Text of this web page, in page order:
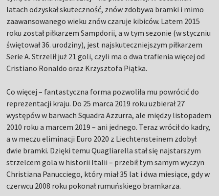
latach odzyskał skuteczność, znów zdobywa bramki i mimo
zaawansowanego wieku znów czaruje kibiców. Latem 2015
roku został piłkarzem Sampdorii, a w tym sezonie (w styczniu
świętował 36. urodziny), jest najskuteczniejszym piłkarzem
Serie A. Strzelił już 21 goli, czyli ma o dwa trafienia więcej od
Cristiano Ronaldo oraz Krzysztofa Piątka.
Co więcej – fantastyczna forma pozwoliła mu powrócić do
reprezentacji kraju. Do 25 marca 2019 roku uzbierał 27
występów w barwach Squadra Azzurra, ale między listopadem
2010 roku a marcem 2019 – ani jednego. Teraz wrócił do kadry,
a w meczu eliminacji Euro 2020 z Liechtensteinem zdobył
dwie bramki. Dzięki temu Quagliarella stał się najstarszym
strzelcem gola w historii Italii – przebił tym samym wyczyn
Christiana Panucciego, który miał 35 lat i dwa miesiące, gdy w
czerwcu 2008 roku pokonał rumuńskiego bramkarza.